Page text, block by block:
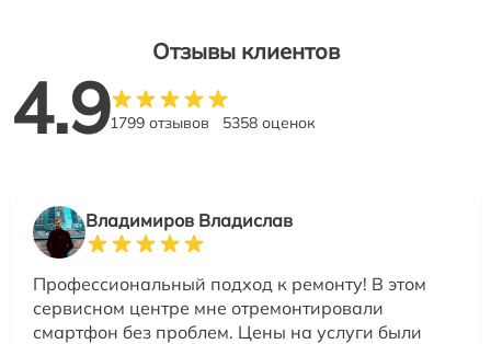
Отзывы клиентов
4.91799 отзывов 5358 оценок
Владимиров Владислав
Профессиональный подход к ремонту! В этом
сервисном центре мне отремонтировали
смартфон без проблем. Цены на услуги были